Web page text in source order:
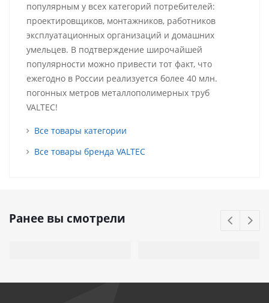
популярным у всех категорий потребителей:
проектировщиков, монтажников, работников
эксплуатационных организаций и домашних
умельцев. В подтверждение широчайшей
популярности можно привести тот факт, что
ежегодно в России реализуется более 40 млн.
погонных метров металлополимерных труб
VALTEC!
Все товары категории
Все товары бренда VALTEC
Ранее вы смотрели